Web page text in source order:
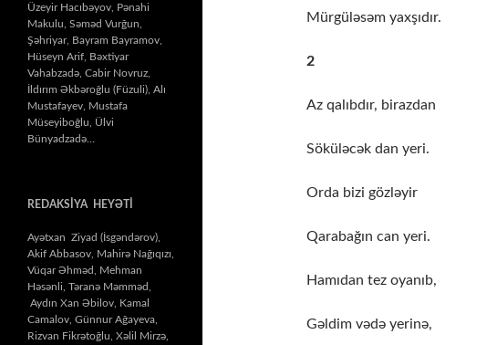
Mürgüləsəm yaxşıdır.
2
Az qalıbdır, birazdan
Söküləcək dan yeri.
Orda bizi gözləyir
Qarabağın can yeri.
Hamıdan tez oyanıb,
Gəldim vədə yerinə,
Üzeyir Hacıbəyov, Pənahi
Makulu, Səməd Vurğun,
Şəhriyar, Bayram Bayramov,
Hüseyn Arif, Bəxtiyar
Vahabzadə, Cabir Novruz,
İldırım Əkbəroğlu (Füzuli), Alı
Mustafayev, Mustafa
Müseyiboğlu, Ülvi
Bünyadzadə…
REDAKSİYA HEYƏTİ
Ayətxan Ziyad (İsgəndərov),
Akif Abbasov, Mahirə Nağıqızı,
Vüqar Əhməd, Mehman
Həsənli, Təranə Məmməd,
Aydın Xan Əbilov, Kamal
Camalov, Günnur Ağayeva,
Rizvan Fikrətoğlu, Xəlil Mirzə,